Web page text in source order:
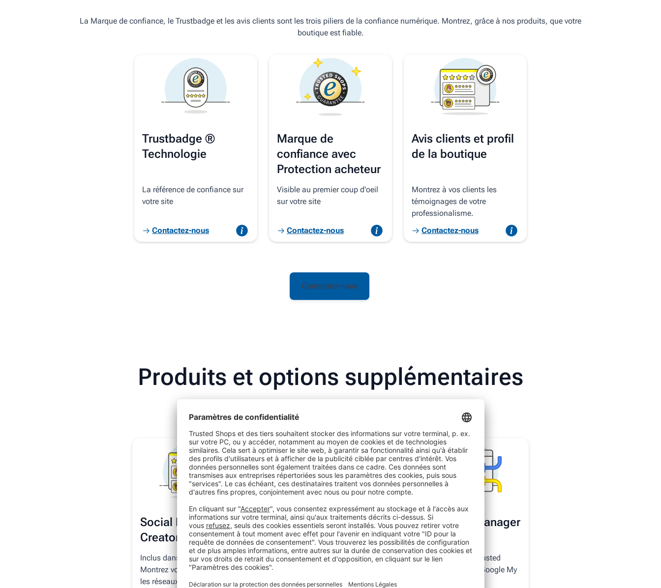
La Marque de confiance, le Trustbadge et les avis clients sont les trois piliers de la confiance numérique. Montrez, grâce à nos produits, que votre
boutique est fiable.
Trustbadge ®
Technologie
La référence de confiance sur
votre site
Contactez-nous
Marque de
confiance avec
Protection acheteur
Visible au premier coup d'oeil
sur votre site
Contactez-nous
Avis clients et profil
de la boutique
Montrez à vos clients les
témoignages de votre
professionalisme.
Contactez-nous
Contactez-nous
Produits et options supplémentaires
Vous pouvez ajouter les options suivantes à votre adhésion Trusted Shops :
Social Media
Creator
Inclus dans votre contrat !
Montrez vos meilleurs avis sur
les réseaux sociaux
Intégration Google
Interface pour Google
Reputation Manager
Collectez les avis Trusted
Shops, Truspilot et Google My